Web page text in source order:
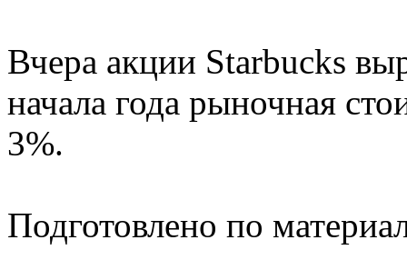
Вчера акции Starbucks
начала года рыночная
3%.
Подготовлено по